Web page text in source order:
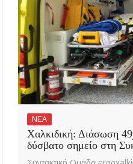
ΝΕΑ
Χαλκιδική: Διάσωση
δύσβατο σημείο στη